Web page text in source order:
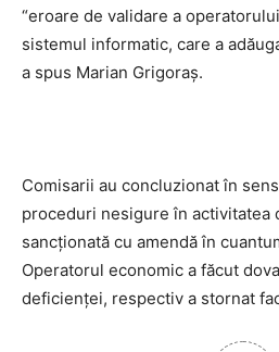
“eroare de validare a
sistemul informatic, care a
a spus Marian Grigoraș.
Comisarii au concluzionat în
proceduri nesigure în activitatea
sancţionată cu amendă în
Operatorul economic a făcut
deficienței, respectiv a stornat